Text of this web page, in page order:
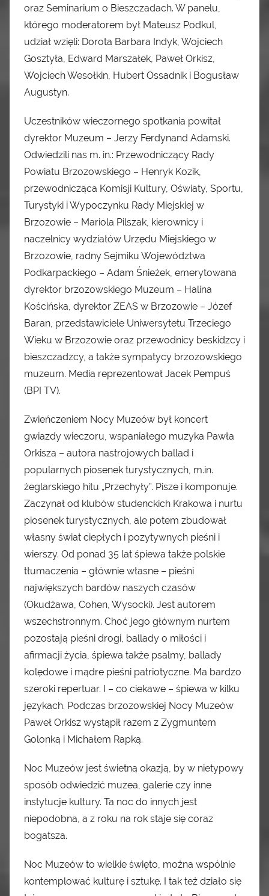
oraz Seminarium o Bieszczadach. W panelu,
którego moderatorem był Mateusz Podkul,
udział wzięli: Dorota Barbara Indyk, Wojciech
Gosztyła, Edward Marszałek, Paweł Orkisz,
Wojciech Wesołkin, Hubert Ossadnik i Bogusław
Augustyn.
Uczestników wieczornego spotkania powitał
dyrektor Muzeum – Jerzy Ferdynand Adamski.
Odwiedzili nas m. in.: Przewodniczący Rady
Powiatu Brzozowskiego – Henryk Kozik,
przewodnicząca Komisji Kultury, Oświaty, Sportu,
Turystyki i Wypoczynku Rady Miejskiej w
Brzozowie – Mariola Pilszak, kierownicy i
naczelnicy wydziałów Urzędu Miejskiego w
Brzozowie, radny Sejmiku Województwa
Podkarpackiego – Adam Śnieżek, emerytowana
dyrektor brzozowskiego Muzeum – Halina
Kościńska, dyrektor ZEAS w Brzozowie – Józef
Baran, przedstawiciele Uniwersytetu Trzeciego
Wieku w Brzozowie oraz przewodnicy beskidzcy i
bieszczadzcy, a także sympatycy brzozowskiego
muzeum. Media reprezentował Jacek Pempuś
(BPI TV).
Zwieńczeniem Nocy Muzeów był koncert
gwiazdy wieczoru, wspaniałego muzyka Pawła
Orkisza – autora nastrojowych ballad i
popularnych piosenek turystycznych, m.in.
żeglarskiego hitu „Przechyły”. Pisze i komponuje.
Zaczynał od klubów studenckich Krakowa i nurtu
piosenek turystycznych, ale potem zbudował
własny świat ciepłych i pozytywnych pieśni i
wierszy. Od ponad 35 lat śpiewa także polskie
tłumaczenia – głównie własne – pieśni
największych bardów naszych czasów
(Okudżawa, Cohen, Wysocki). Jest autorem
wszechstronnym. Choć jego głównym nurtem
pozostają pieśni drogi, ballady o miłości i
afirmacji życia, śpiewa także psalmy, ballady
kolędowe i mądre pieśni patriotyczne. Ma bardzo
szeroki repertuar. I – co ciekawe – śpiewa w kilku
językach. Podczas brzozowskiej Nocy Muzeów
Paweł Orkisz wystąpił razem z Zygmuntem
Golonką i Michałem Rapką.
Noc Muzeów jest świetną okazją, by w nietypowy
sposób odwiedzić muzea, galerie czy inne
instytucje kultury. Ta noc do innych jest
niepodobna, a z roku na rok staje się coraz
bogatsza.
Noc Muzeów to wielkie święto, można wspólnie
kontemplować kulturę i sztukę. I tak też działo się